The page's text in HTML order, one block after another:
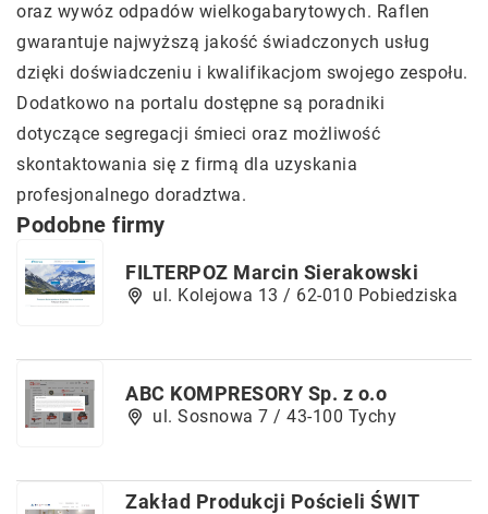
oraz wywóz odpadów wielkogabarytowych. Raflen
gwarantuje najwyższą jakość świadczonych usług
dzięki doświadczeniu i kwalifikacjom swojego zespołu.
Dodatkowo na portalu dostępne są poradniki
dotyczące segregacji śmieci oraz możliwość
skontaktowania się z firmą dla uzyskania
profesjonalnego doradztwa.
Podobne firmy
FILTERPOZ Marcin Sierakowski
ul. Kolejowa 13 / 62-010 Pobiedziska
ABC KOMPRESORY Sp. z o.o
ul. Sosnowa 7 / 43-100 Tychy
Zakład Produkcji Pościeli ŚWIT